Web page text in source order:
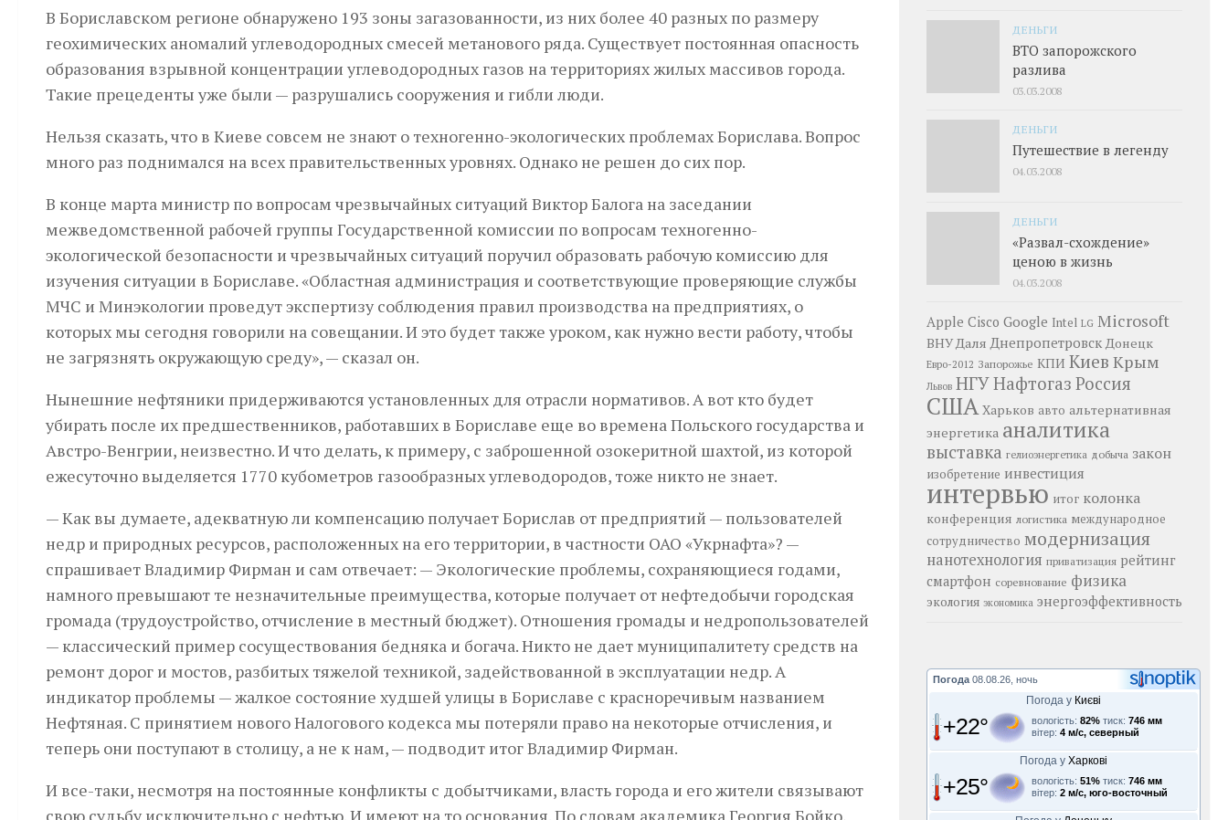
В Бориславском регионе обнаружено 193 зоны загазованности, из них более 40 разных по размеру
геохимических аномалий углеводородных смесей метанового ряда. Существует постоянная опасность
образования взрывной концентрации углеводородных газов на территориях жилых массивов города.
Такие прецеденты уже были — разрушались сооружения и гибли люди.
Нельзя сказать, что в Киеве совсем не знают о техногенно-экологических проблемах Борислава. Вопрос
много раз поднимался на всех правительственных уровнях. Однако не решен до сих пор.
В конце марта министр по вопросам чрезвычайных ситуаций Виктор Балога на заседании
межведомственной рабочей группы Государственной комиссии по вопросам техногенно-
экологической безопасности и чрезвычайных ситуаций поручил образовать рабочую комиссию для
изучения ситуации в Бориславе. «Областная администрация и соответствующие проверяющие службы
МЧС и Минэкологии проведут экспертизу соблюдения правил производства на предприятиях, о
которых мы сегодня говорили на совещании. И это будет также уроком, как нужно вести работу, чтобы
не загрязнять окружающую среду», — сказал он.
Нынешние нефтяники придерживаются установленных для отрасли нормативов. А вот кто будет
убирать после их предшественников, работавших в Бориславе еще во времена Польского государства и
Австро-Венгрии, неизвестно. И что делать, к примеру, с заброшенной озокеритной шахтой, из которой
ежесуточно выделяется 1770 кубометров газообразных углеводородов, тоже никто не знает.
— Как вы думаете, адекватную ли компенсацию получает Борислав от предприятий — пользователей
недр и природных ресурсов, расположенных на его территории, в частности ОАО «Укрнафта»? —
спрашивает Владимир Фирман и сам отвечает: — Экологические проблемы, сохраняющиеся годами,
намного превышают те незначительные преимущества, которые получает от нефтедобычи городская
громада (трудоустройство, отчисление в местный бюджет). Отношения громады и недропользователей
— классический пример сосуществования бедняка и богача. Никто не дает муниципалитету средств на
ремонт дорог и мостов, разбитых тяжелой техникой, задействованной в эксплуатации недр. А
индикатор проблемы — жалкое состояние худшей улицы в Бориславе с красноречивым названием
Нефтяная. С принятием нового Налогового кодекса мы потеряли право на некоторые отчисления, и
теперь они поступают в столицу, а не к нам, — подводит итог Владимир Фирман.
И все-таки, несмотря на постоянные конфликты с добытчиками, власть города и его жители связывают
свою судьбу исключительно с нефтью. И имеют на то основания. По словам академика Георгия Бойко,
ДЕНЬГИ
ВТО запорожского
разлива
03.03.2008
ДЕНЬГИ
Путешествие в легенду
04.03.2008
ДЕНЬГИ
«Развал-схождение»
ценою в жизнь
04.03.2008
Apple Cisco Google Intel LG Microsoft
ВНУ Даля Днепропетровск Донецк
Евро-2012 Запорожье КПИ Киев Крым
Львов НГУНафтогаз Россия
США Харьков авто альтернативная
энергетика аналитика
выставка гелиоэнергетика добыча закон
изобретение инвестиция
интервью итог колонка
конференция логистика международное
сотрудничество модернизация
нанотехнология приватизация рейтинг
смартфон соревнование физика
экология экономика энергоэффективность
Погода 08.08.26, ночь
Погода у Києві
+22° вологість: 82% тиск: 746 мм
вітер: 4 м/с, северный
Погода у Харкові
+25° вологість: 51% тиск: 746 мм
вітер: 2 м/с, юго-восточный